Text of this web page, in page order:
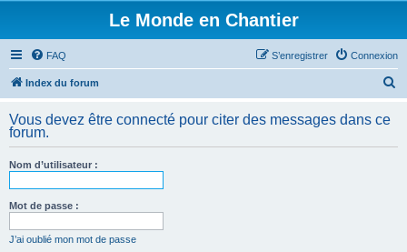
Le Monde en Chantier
FAQ Connexion
S’enregistrer
Index du forum
h
Vous devez être connecté pour citer des messages dans ce
forum.
Nom d’utilisateur :
Mot de passe :
J’ai oublié mon mot de passe